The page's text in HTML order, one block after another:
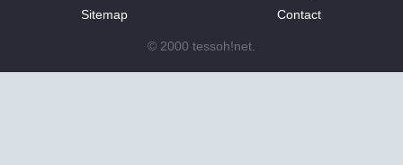
Sitemap
Contact
© 2000 tessoh!net.